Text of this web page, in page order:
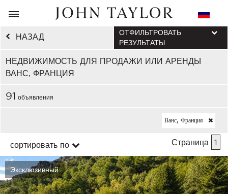
НАЗАД
НЕДВИЖИМОСТЬ ДЛЯ ПРОДАЖИ ИЛИ АРЕНДЫ
ВАНС, ФРАНЦИЯ
ОТФИЛЬТРОВАТЬ
РЕЗУЛЬТАТЫ
91 объявления
Ванс, Франция
сортировать по Страница 1
Эксклюзивный